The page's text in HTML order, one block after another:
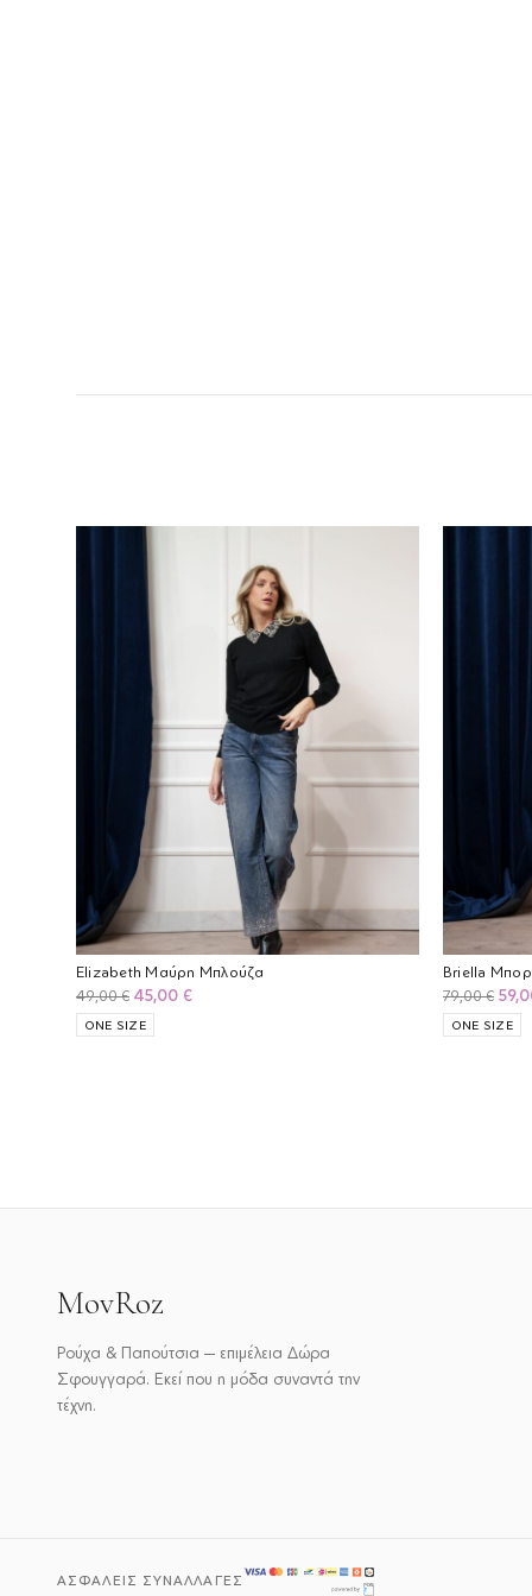
Elizabeth Μαύρη Μπλούζα
49,00€ Original
price
was:
45,00 €Η
ONE SIZE
Briella
79,00€
price
was:
ONE SIZE
MovRoz
Ρούχα & Παπούτσια — επιμέλεια Δώρα
Σφουγγαρά. Εκεί που η μόδα συναντά την
τέχνη.
ΑΣΦΑΛΕΊΣ ΣΥΝΑΛΛΑΓΈΣ